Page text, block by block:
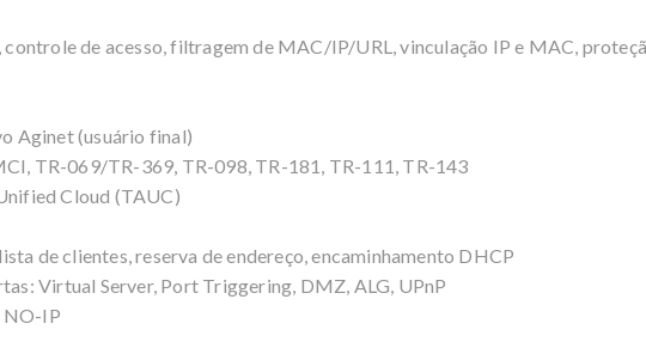
controle de acesso, filtragem de MAC/IP/URL, vinculação IP e MAC,
Aginet (usuário final)
TR-069/TR-369, TR-098, TR-181, TR-111, TR-143
Cloud (TAUC)
de clientes, reserva de endereço, encaminhamento DHCP
Virtual Server, Port Triggering, DMZ, ALG, UPnP
NO-IP